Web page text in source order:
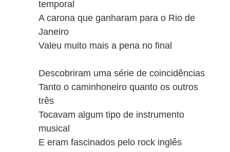
temporal
A carona que ganharam para o Rio de
Janeiro
Valeu muito mais a pena no final
Descobriram uma série de coincidências
Tanto o caminhoneiro quanto os outros
três
Tocavam algum tipo de instrumento
musical
E eram fascinados pelo rock inglês